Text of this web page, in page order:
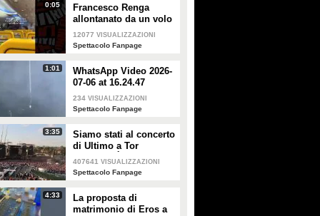
0:05
Francesco Renga
allontanato da un volo
Ryanair dopo una
discussione con gli
12077 VISUALIZZAZIONI
Spettacolo Fanpage
1:01
WhatsApp Video 2026-
07-06 at 16.24.47
234 VISUALIZZAZIONI
Spettacolo Fanpage
3:35
Siamo stati al concerto
di Ultimo a Tor
Vergata: "È il giorno
che aspettavo, questa è
407641 VISUALIZZAZIONI
Spettacolo Fanpage
4:33
La proposta di
matrimonio di Eros a